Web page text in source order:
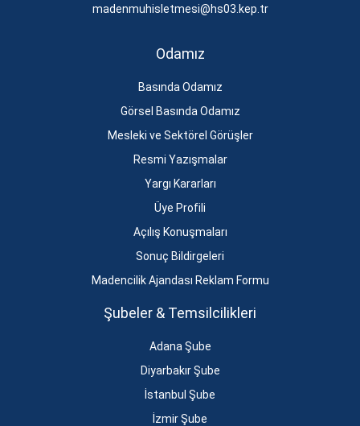
madenmuhisletmesi@hs03.kep.tr
Odamız
Basında Odamız
Görsel Basında Odamız
Mesleki ve Sektörel Görüşler
Resmi Yazışmalar
Yargı Kararları
Üye Profili
Açılış Konuşmaları
Sonuç Bildirgeleri
Madencilik Ajandası Reklam Formu
Şubeler & Temsilcilikleri
Adana Şube
Diyarbakır Şube
İstanbul Şube
İzmir Şube